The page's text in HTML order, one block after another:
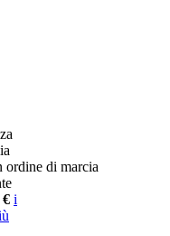
ordine di marcia
i